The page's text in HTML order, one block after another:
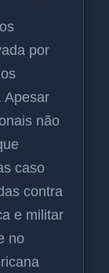
por
Apesar
não
caso
contra
e militar
no